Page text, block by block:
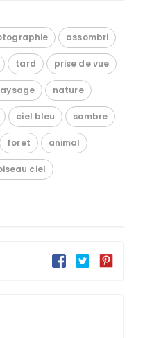
assombri
tard prise de vue
nature
ciel bleu sombre
foret animal
ciel